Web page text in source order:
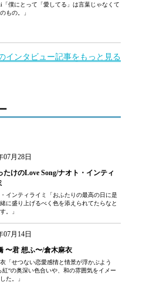
「僕にとって「愛してる」は言葉じゃなくて
もの。」
インタビュー記事をもっと見る
07月28日
たけのLove Song/ナオト・インティ
インティライミ「おふたりの最高の日に是
に盛り上げるべく色を添えられてたらなと
。」
07月14日
〜君 想ふ〜/倉木麻衣
「せつない恋愛感情と情景が浮かぶよう
紅“の奥深い色合いや、和の雰囲気をイメー
た。」